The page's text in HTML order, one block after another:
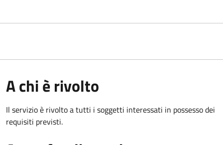
A chi è rivolto
Il servizio è rivolto a tutti i soggetti interessati in possesso dei
requisiti previsti.